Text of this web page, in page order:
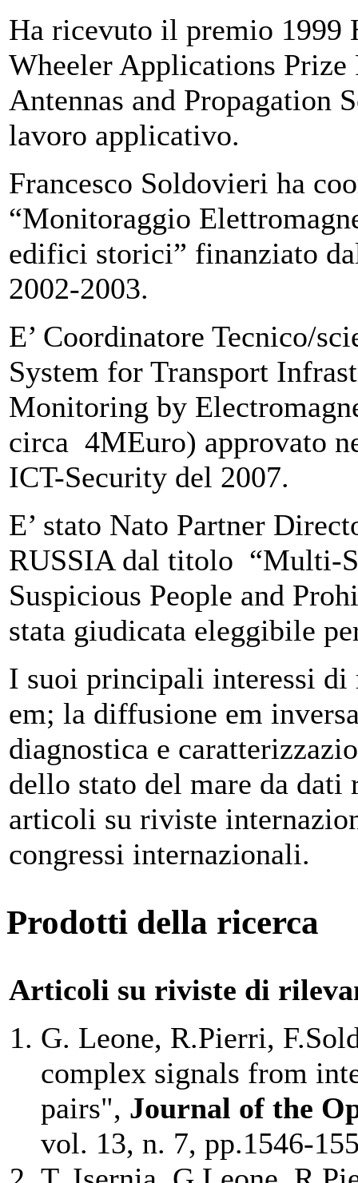
Ha ricevuto il premio 1999
Wheeler Applications Prize
Antennas and Propagation
lavoro applicativo.
Francesco Soldovieri ha
“Monitoraggio
edifici storici” finanziato
2002-2003.
E’ Coordinatore Tecnico/
System for Transport
Monitoring by
circa 4MEuro) approvato
ICT-Security del 2007.
E’ stato Nato Partner
RUSSIA dal titolo “Multi-
Suspicious People and
stata giudicata eleggibile
I suoi principali interessi di
em; la diffusione em
diagnostica e
dello stato del mare da dati
articoli su riviste
congressi internazionali.
Prodotti della ricerca
Articoli su riviste di
G. Leone, R.Pierri,
complex signals from
pairs", Journal of the
vol. 13, n. 7, pp.1546-